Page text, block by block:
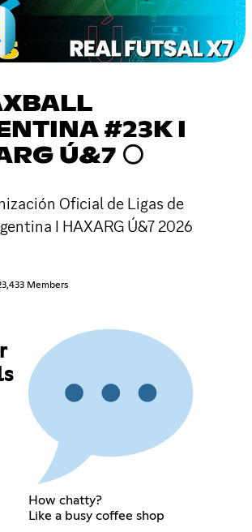
#23K I
Ú&7 ⚪
Oficial de Ligas de
I HAXARG Ú&7 2026
Members
How chatty?
Like a busy coffee shop